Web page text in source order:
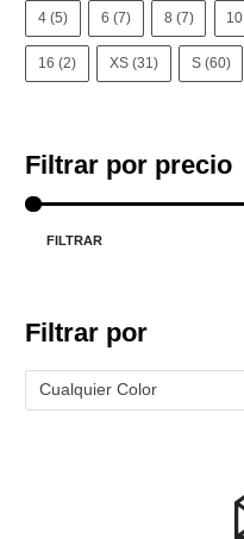
4 (5) 6 (7) 8 (7) 10
16 (2) XS (31) S (60)
Filtrar por precio
FILTRAR
Filtrar por
Cualquier Color